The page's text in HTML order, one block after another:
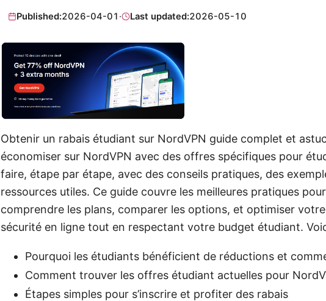
Published:2026-04-01 · Last updated:2026-05-10
Obtenir un rabais étudiant sur NordVPN guide complet et
économiser sur NordVPN avec des offres spécifiques pour
faire, étape par étape, avec des conseils pratiques, des
ressources utiles. Ce guide couvre les meilleures pratiques
comprendre les plans, comparer les options, et optimiser
sécurité en ligne tout en respectant votre budget étudiant.
Pourquoi les étudiants bénéficient de réductions et
Comment trouver les offres étudiant actuelles pour
Étapes simples pour s’inscrire et profiter des rabais